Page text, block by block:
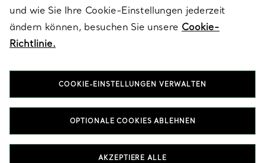
FOLGEN SIE UNS
T&Co. 2026
und wie Sie Ihre Cookie-Einstellungen jederzeit
ändern können, besuchen Sie unsere Cookie-
Richtlinie.
COOKIE-EINSTELLUNGEN VERWALTEN
OPTIONALE COOKIES ABLEHNEN
AKZEPTIERE ALLE